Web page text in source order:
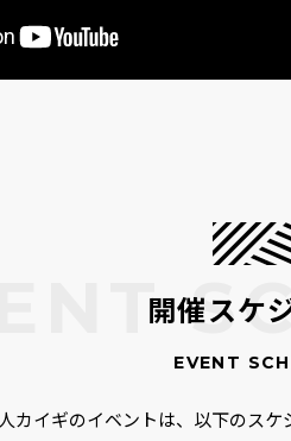
開催スケ
カイギのイベントは、以下のス